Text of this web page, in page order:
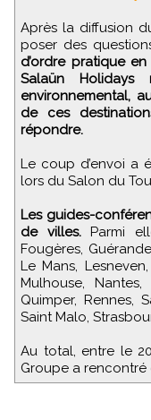
Après la diffusion
poser des
d’ordre pratique
Salaün Holidays
environnemental,
de ces
répondre.
Le coup d’envoi a
lors du Salon du
Les guides-
de villes.Parmi
Fougères,
Le Mans,
Mulhouse, Nantes,
Quimper, Rennes,
Saint Malo,
Au total, entre le
Groupe a rencontré